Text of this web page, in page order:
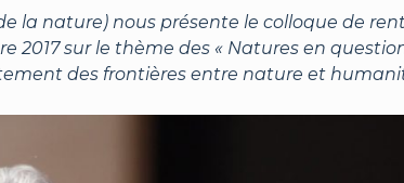
la nature) nous présente le colloque de
2017 sur le thème des « Natures en
des frontières entre nature et